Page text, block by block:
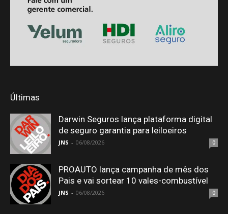
Últimas
Darwin Seguros lança plataforma digital
de seguro garantia para leiloeiros
JNS - 06/08/2026 0
PROAUTO lança campanha de mês dos
Pais e vai sortear 10 vales-combustível
JNS - 06/08/2026 0